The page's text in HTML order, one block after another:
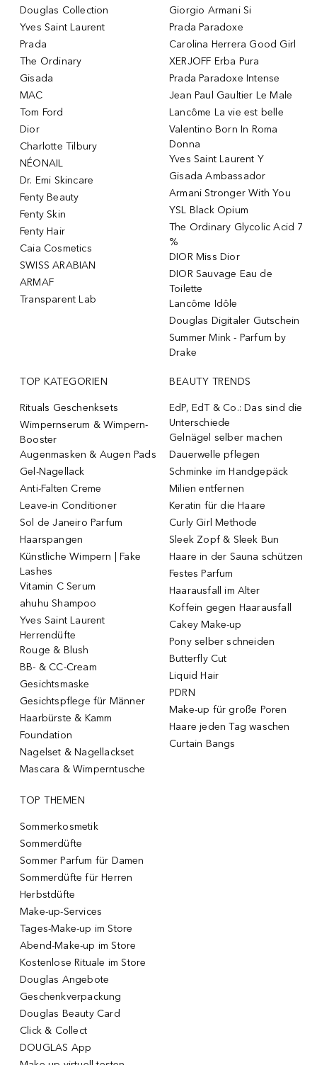
Douglas Collection
Yves Saint Laurent
Prada
The Ordinary
Gisada
MAC
Tom Ford
Dior
Charlotte Tilbury
NÉONAIL
Dr. Emi Skincare
Fenty Beauty
Fenty Skin
Fenty Hair
Caia Cosmetics
SWISS ARABIAN
ARMAF
Transparent Lab
Giorgio Armani Si
Prada Paradoxe
Carolina Herrera Good Girl
XERJOFF Erba Pura
Prada Paradoxe Intense
Jean Paul Gaultier Le Male
Lancôme La vie est belle
Valentino Born In Roma
Donna
Yves Saint Laurent Y
Gisada Ambassador
Armani Stronger With You
YSL Black Opium
The Ordinary Glycolic Acid 7
%
DIOR Miss Dior
DIOR Sauvage Eau de
Toilette
Lancôme Idôle
Douglas Digitaler Gutschein
Summer Mink - Parfum by
Drake
TOP KATEGORIEN
Rituals Geschenksets
Wimpernserum & Wimpern-
Booster
Augenmasken & Augen Pads
Gel-Nagellack
Anti-Falten Creme
Leave-in Conditioner
Sol de Janeiro Parfum
Haarspangen
Künstliche Wimpern | Fake
Lashes
Vitamin C Serum
ahuhu Shampoo
Yves Saint Laurent
Herrendüfte
Rouge & Blush
BB- & CC-Cream
Gesichtsmaske
Gesichtspflege für Männer
Haarbürste & Kamm
Foundation
Nagelset & Nagellackset
Mascara & Wimperntusche
BEAUTY TRENDS
EdP, EdT & Co.: Das sind die
Unterschiede
Gelnägel selber machen
Dauerwelle pflegen
Schminke im Handgepäck
Milien entfernen
Keratin für die Haare
Curly Girl Methode
Sleek Zopf & Sleek Bun
Haare in der Sauna schützen
Festes Parfum
Haarausfall im Alter
Koffein gegen Haarausfall
Cakey Make-up
Pony selber schneiden
Butterfly Cut
Liquid Hair
PDRN
Make-up für große Poren
Haare jeden Tag waschen
Curtain Bangs
TOP THEMEN
Sommerkosmetik
Sommerdüfte
Sommer Parfum für Damen
Sommerdüfte für Herren
Herbstdüfte
Make-up-Services
Tages-Make-up im Store
Abend-Make-up im Store
Kostenlose Rituale im Store
Douglas Angebote
Geschenkverpackung
Douglas Beauty Card
Click & Collect
DOUGLAS App